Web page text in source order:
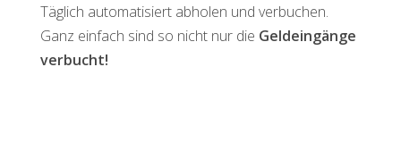
Täglich automatisiert abholen und verbuchen.​
Ganz einfach sind so nicht nur die Geldeingänge
verbucht!